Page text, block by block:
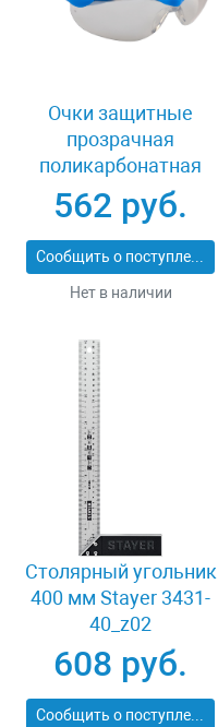
Очки защитные
прозрачная
поликарбонатная
монолинза ЗУБР
ЭКСПЕРТ 110310
562 руб.
Сообщить о поступлении
Нет в наличии
Столярный угольник
400 мм Stayer 3431-
40_z02
608 руб.
Сообщить о поступлении